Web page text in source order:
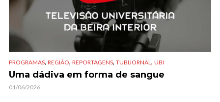
PROGRAMAS, REGIÃO, REPORTAGENS, TUBIJORNAL, UBI
Uma dádiva em forma de sangue
01/06/2026